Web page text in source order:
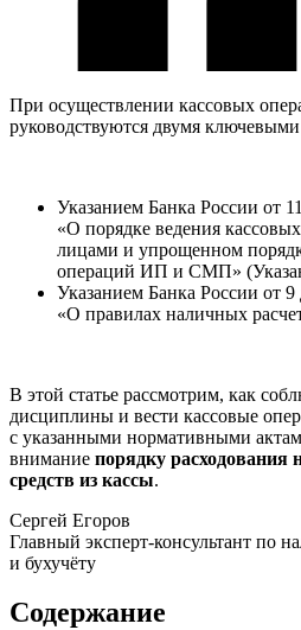
При осуществлении кассовых
руководствуются двумя
Указанием Банка России от
«О порядке ведения
лицами и упрощенном
операций ИП и СМП»
Указанием Банка России от
«О правилах наличных
В этой статье рассмотрим, как
дисциплины и вести кассовые
с указанными нормативными
внимание порядку
средств из кассы.
Сергей Егоров
Главный эксперт-консультант по
и бухучёту
Содержание